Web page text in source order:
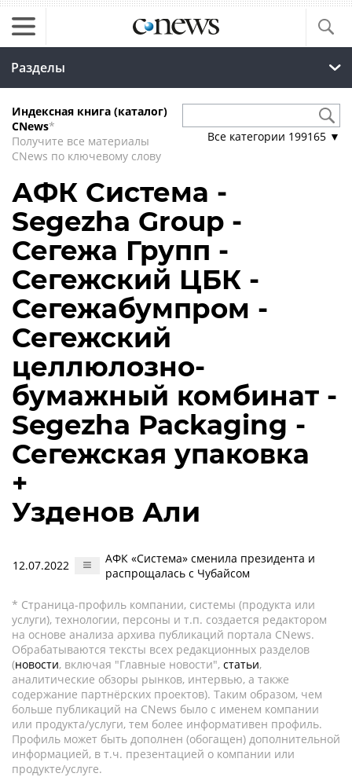
Разделы
Индексная книга (каталог)
CNews*
Получите все материалы
CNews по ключевому слову
Все категории 199165 ▼
АФК Система -
Segezha Group -
Сегежа Групп -
Сегежский ЦБК -
Сегежабумпром -
Сегежский
целлюлозно-
бумажный комбинат -
Segezha Packaging -
Сегежская упаковка
+
Узденов Али
12.07.2022
АФК «Система» сменила президента и
распрощалась с Чубайсом
* Страница-профиль компании, системы (продукта или
услуги), технологии, персоны и т.п. создается редактором
на основе анализа архива публикаций портала CNews.
Обрабатываются тексты всех редакционных разделов
(новости, включая "Главные новости", статьи,
аналитические обзоры рынков, интервью, а также
содержание партнёрских проектов). Таким образом, чем
больше публикаций на CNews было с именем компании
или продукта/услуги, тем более информативен профиль.
Профиль может быть дополнен (обогащен) дополнительной
информацией, в т.ч. презентацией о компании или
продукте/услуге.